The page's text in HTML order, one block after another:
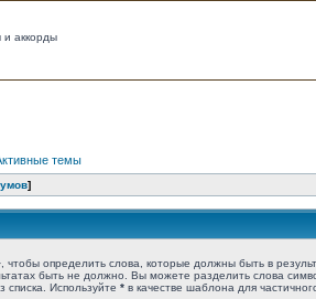
темы
]
, чтобы определить слова, которые должны быть в
быть не должно. Вы можете разделить слова
списка. Используйте * в качестве шаблона для